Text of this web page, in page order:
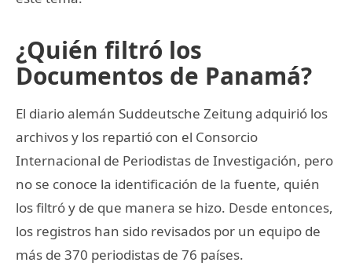
¿Quién filtró los
Documentos de Panamá?
El diario alemán Suddeutsche Zeitung adquirió los
archivos y los repartió con el Consorcio
Internacional de Periodistas de Investigación, pero
no se conoce la identificación de la fuente, quién
los filtró y de que manera se hizo. Desde entonces,
los registros han sido revisados por un equipo de
más de 370 periodistas de 76 países.